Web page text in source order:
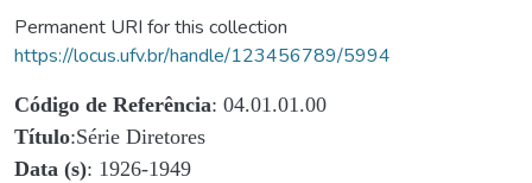
Permanent URI for this collection
https://locus.ufv.br/handle/123456789/5994
Código de Referência: 04.01.01.00
Título:Série Diretores
Data (s): 1926-1949